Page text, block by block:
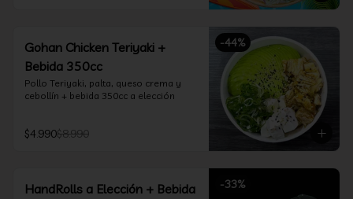
-44%
Gohan Chicken Teriyaki +
Bebida 350cc
Pollo Teriyaki, palta, queso crema y
cebollín + bebida 350cc a elección
$4.990$8.990
-33%
HandRolls a Elección + Bebida